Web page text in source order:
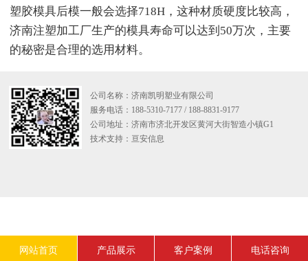
塑胶模具后模一般会选择718H，这种材质硬度比较高，
济南注塑加工厂生产的模具寿命可以达到50万次，主要
的秘密是合理的选用材料。
公司名称：济南凯明塑业有限公司
服务电话：188-5310-7177 / 188-8831-9177
公司地址：济南市济北开发区黄河大街智造小镇G1
技术支持： 亘安信息
网站首页 产品展示 客户案例 电话咨询